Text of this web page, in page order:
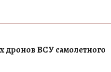
дронов ВСУ самолетного